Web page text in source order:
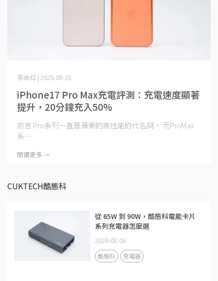
iPhone17 Pro Max充電評測：充電速度顯著
提升，20分鐘充入50%
李尚紅 | 2025-09-25
前言 Pro系列一直是蘋果的高性能的代名詞， 而ProMax
系⋯
閱讀更多 ->
CUKTECH酷態科
從 65W 到 90W，酷態科電能卡片
系列充電器怎麼選
2026-08-06
酷態科 充電器